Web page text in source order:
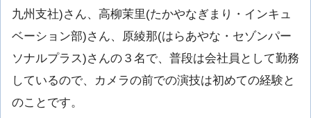
九州支社)さん、高柳茉里(たかやなぎまり・インキュ
ベーション部)さん、原綾那(はらあやな・セゾンパー
ソナルプラス)さんの３名で、普段は会社員として勤務
しているので、カメラの前での演技は初めての経験と
のことです。